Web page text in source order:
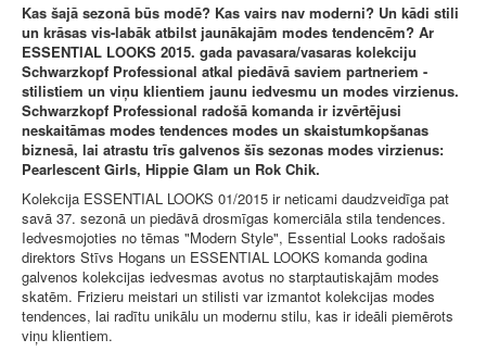
Kas šajā sezonā būs modē? Kas vairs nav moderni? Un kādi stili
un krāsas vis-labāk atbilst jaunākajām modes tendencēm? Ar
ESSENTIAL LOOKS 2015. gada pavasara/vasaras kolekciju
Schwarzkopf Professional atkal piedāvā saviem partneriem -
stilistiem un viņu klientiem jaunu iedvesmu un modes virzienus.
Schwarzkopf Professional radošā komanda ir izvērtējusi
neskaitāmas modes tendences modes un skaistumkopšanas
biznesā, lai atrastu trīs galvenos šīs sezonas modes virzienus:
Pearlescent Girls, Hippie Glam un Rok Chik.
Kolekcija ESSENTIAL LOOKS 01/2015 ir neticami daudzveidīga pat
savā 37. sezonā un piedāvā drosmīgas komerciāla stila tendences.
Iedvesmojoties no tēmas "Modern Style", Essential Looks radošais
direktors Stīvs Hogans un ESSENTIAL LOOKS komanda godina
galvenos kolekcijas iedvesmas avotus no starptautiskajām modes
skatēm. Frizieru meistari un stilisti var izmantot kolekcijas modes
tendences, lai radītu unikālu un modernu stilu, kas ir ideāli piemērots
viņu klientiem.